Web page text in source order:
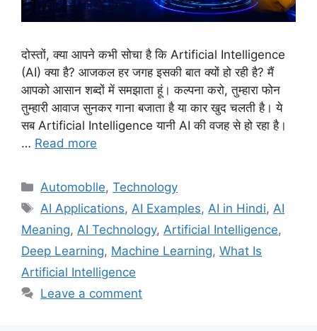
दोस्तों, क्या आपने कभी सोचा है कि Artificial Intelligence
(AI) क्या है? आजकल हर जगह इसकी बात क्यों हो रही है? मैं
आपको आसान शब्दों में समझाता हूं। कल्पना करो, तुम्हारा फोन
तुम्हारी आवाज सुनकर गाना बजाता है या कार खुद चलती है। ये
सब Artificial Intelligence यानी AI की वजह से हो रहा है।
… Read more
Automoblle,Technology
AI Applications,AI Examples,AI in Hindi,AI
Meaning, AI Technology, Artificial Intelligence,
Deep Learning, Machine Learning, What Is
Artificial Intelligence
Leave a comment